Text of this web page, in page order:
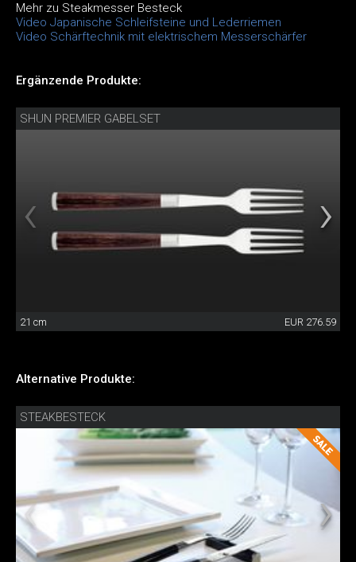
Mehr zu Steakmesser Besteck
Video Japanische Schleifsteine und Lederriemen
Video Schärftechnik mit elektrischem Messerschärfer
Ergänzende Produkte:
SHUN PREMIER GABELSET
21 cm EUR 276.59
Alternative Produkte:
STEAKBESTECK